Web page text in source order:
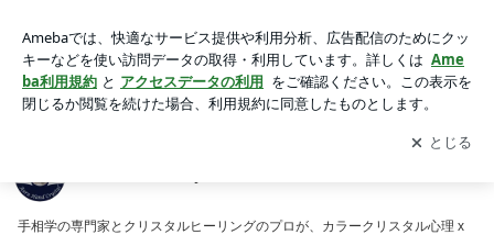
アプリをダウンロードして ブログの更新通知
を受け取りまし
ょう。
開く
手相学の専門家とクリスタルヒーリングのプロが、カラークリスタル心理 x